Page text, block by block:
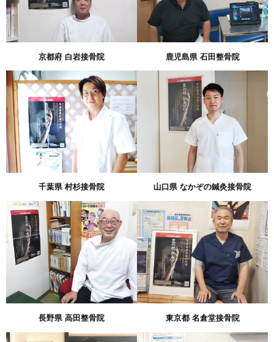
京都府 白岩接骨院 鹿児島県 石田整骨院
千葉県 村杉接骨院 山口県 なかぞの鍼灸接骨院
長野県 高田整骨院 東京都 名倉堂接骨院